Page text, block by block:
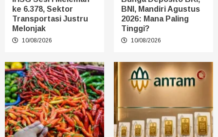
ke 6.378, Sektor
Transportasi Justru
Melonjak
10/08/2026
BNI, Mandiri Agustus
2026: Mana Paling
Tinggi?
10/08/2026